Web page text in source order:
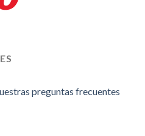
preguntas frecuentes